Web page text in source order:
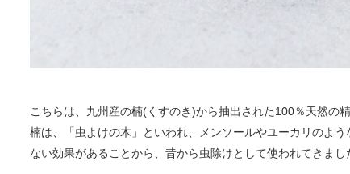
こちらは、九州産の楠(くすのき)から抽出された100％天然の精
楠は、「虫よけの木」といわれ、メンソールやユーカリのよ
ない効果があることから、昔から虫除けとして使われてきまし